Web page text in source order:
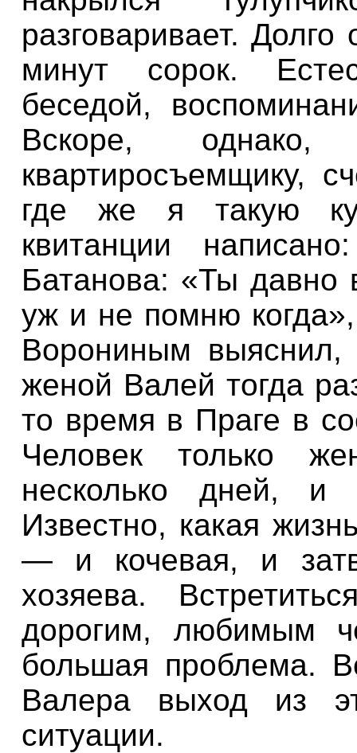
разговаривает.Долго
минут
сорок.
беседой,
Вскоре, однако
квартиросъемщику,
где
же я такую
квитанции
написано
Батанова: «Ты давно
уж и не помню когда»
Ворониным выяснил
женой Валей тогда
то время в Праге в
Человек только
несколько
дней, и
Известно, какая
—
и кочевая, и
хозяева.
дорогим, любимым
большая проблема.
Валера
выход из
ситуации.